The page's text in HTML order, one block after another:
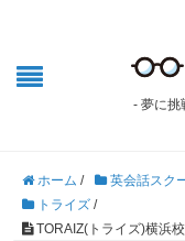
- 夢に挑
ホーム / 英会話スク
トライズ /
TORAIZ(トライズ)横浜